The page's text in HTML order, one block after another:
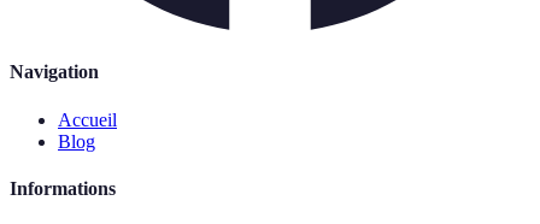
Navigation
Accueil
Blog
Informations